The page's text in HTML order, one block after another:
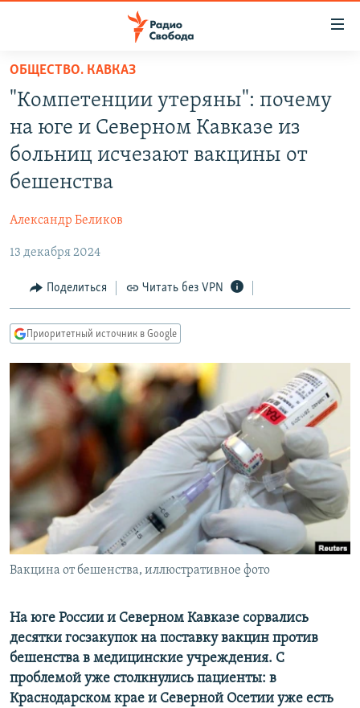
упрощенного
доступа
основному
содержанию
навигации
Вернутся
поиску
ПРОГРАММЫ
АВТОРСКИЕ ПРОЕКТЫ
ЦИТАТЫ СВОБОДЫ
КУЛЬТУРА
IDEL.РЕАЛИИ
КАВКАЗ.РЕАЛИИ
СИБИРЬ.РЕАЛИИ
РАСПИСАНИЕ ВЕЩАНИЯ
ПОДПИШИТЕСЬ НА РАССЫЛКУ
СОЦИАЛЬНЫЕ СЕТИ
Все сайты РСЕ/РС
ОБЩЕСТВО. КАВКАЗ
"Компетенции утеряны": почему
на юге и Северном Кавказе из
больниц исчезают вакцины от
бешенства
Александр Беликов
13 декабря 2024
Поделиться Читать без VPN
Приоритетный источник в Google
Вакцина от бешенства, иллюстративное фото
На юге России и Северном Кавказе сорвались
десятки госзакупок на поставку вакцин против
бешенства в медицинские учреждения. С
проблемой уже столкнулись пациенты: в
Краснодарском крае и Северной Осетии уже есть